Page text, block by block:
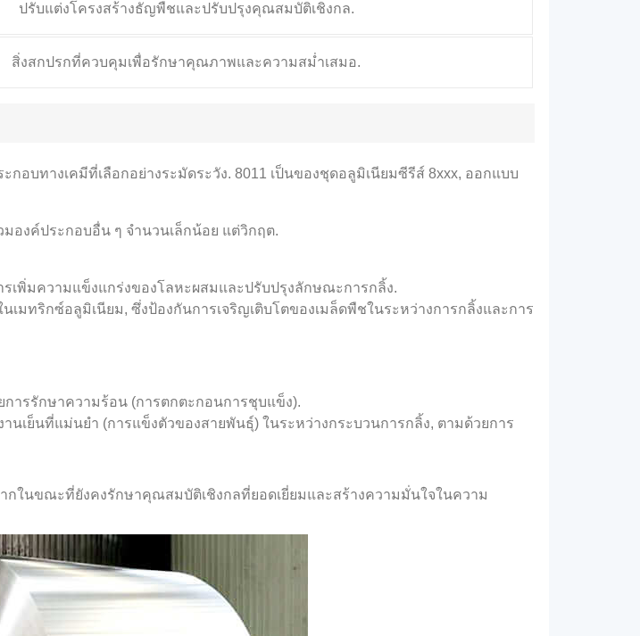
ปรับแต่งโครงสร้างธัญพืชและปรับปรุงคุณสมบัติเชิงกล.
สิ่งสกปรกที่ควบคุมเพื่อรักษาคุณภาพและความสม่ำเสมอ.
กอบทางเคมีที่เลือกอย่างระมัดระวัง. 8011 เป็นของชุดอลูมิเนียมซีรีส์ 8xxx, ออกแบบ
มองค์ประกอบอื่น ๆ จำนวนเล็กน้อย แต่วิกฤต.
พิ่มความแข็งแกร่งของโลหะผสมและปรับปรุงลักษณะการกลิ้ง.
มทริกซ์อลูมิเนียม, ซึ่งป้องกันการเจริญเติบโตของเมล็ดพืชในระหว่างการกลิ้งและการ
การรักษาความร้อน (การตกตะกอนการชุบแข็ง).
เย็นที่แม่นยำ (การแข็งตัวของสายพันธุ์) ในระหว่างกระบวนการกลิ้ง, ตามด้วยการ
กในขณะที่ยังคงรักษาคุณสมบัติเชิงกลที่ยอดเยี่ยมและสร้างความมั่นใจในความ